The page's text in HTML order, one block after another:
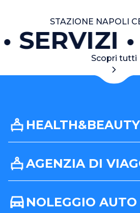
STAZIONE NAPOLI
SERVIZI
Scopri tutti
HEALTH&BEAUTY
AGENZIA DI
NOLEGGIO AUTO